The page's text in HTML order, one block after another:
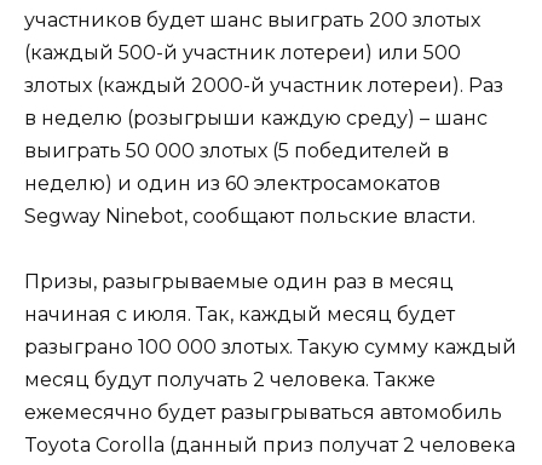
участников будет шанс выиграть 200 злотых
(каждый 500-й участник лотереи) или 500
злотых (каждый 2000-й участник лотереи). Раз
в неделю (розыгрыши каждую среду) – шанс
выиграть 50 000 злотых (5 победителей в
неделю) и один из 60 электросамокатов
Segway Ninebot, сообщают польские власти.
Призы, разыгрываемые один раз в месяц
начиная с июля. Так, каждый месяц будет
разыграно 100 000 злотых. Такую сумму каждый
месяц будут получать 2 человека. Также
ежемесячно будет разыгрываться автомобиль
Toyota Corolla (данный приз получат 2 человека